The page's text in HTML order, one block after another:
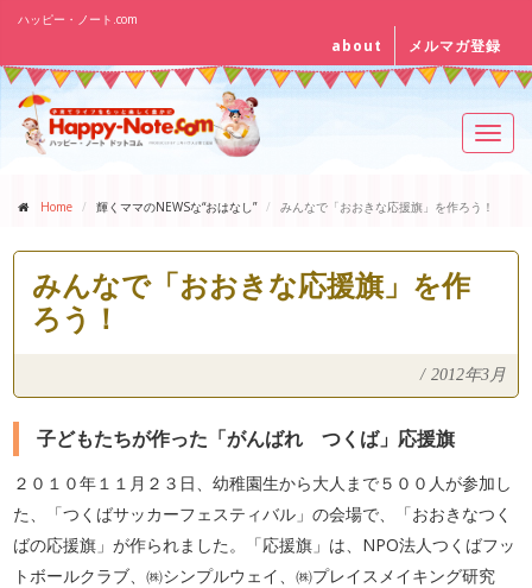
ハッピー・ノート.com
about メルマガ登録
Home 輝くママのNEWSな“おはなし” みんなで「おおきな応援旗」を作ろう！
みんなで「おおきな応援旗」を作
ろう！
/ 2012年3月
子どもたちが作った「がんばれ つくば」応援旗
２０１０年１１月２３日、幼稚園生から大人まで５００人が参加し
た、「つくばサッカーフェスティバル」の会場で、「おおきなつく
ばの応援旗」が作られました。「応援旗」は、NPO法人つくばフッ
トボールクラブ、㈱シンプルウェイ、㈱プレイスメイキング研究